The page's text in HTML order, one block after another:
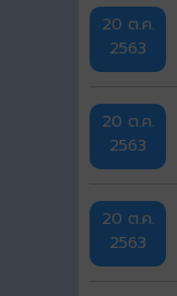
20 ต.ค.
2563
20 ต.ค.
2563
20 ต.ค.
2563